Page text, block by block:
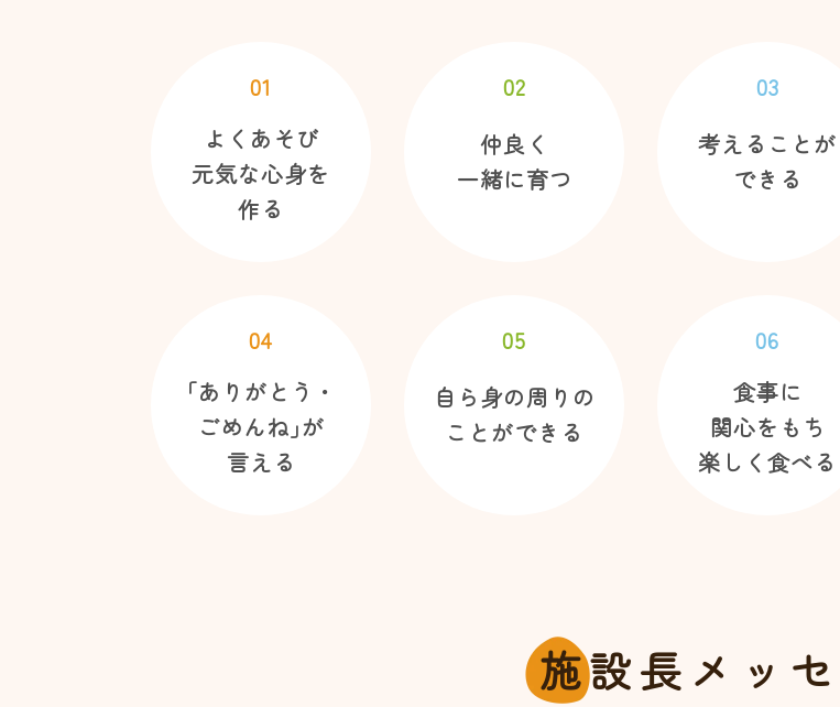
01
よくあそび
元気な心身を
作る
02
仲良く
一緒に育つ
03
考えることが
できる
04
｢ありがとう・
ごめんね｣が
言える
05
自ら身の周りの
ことができる
06
食事に
関心をもち
楽しく食べる
施設長メッ